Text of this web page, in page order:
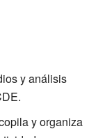
y análisis
y organiza